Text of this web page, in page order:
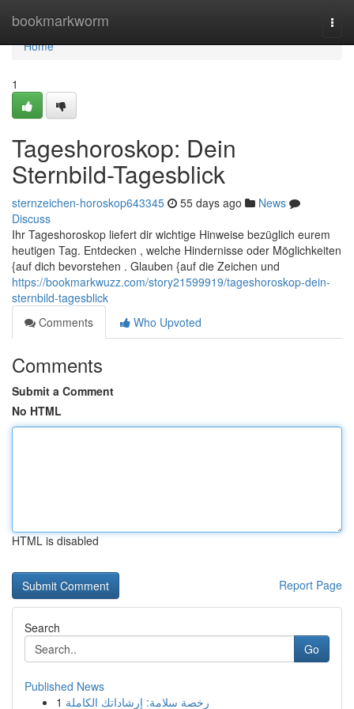
bookmarkworm
Home
Home
1
Tageshoroskop: Dein
Sternbild-Tagesblick
sternzeichen-horoskop643345 55 days ago
News
Discuss
Ihr Tageshoroskop liefert dir wichtige Hinweise bezüglich eurem
heutigen Tag. Entdecken , welche Hindernisse oder Möglichkeiten
{auf dich bevorstehen . Glauben {auf die Zeichen und
https://bookmarkwuzz.com/story21599919/tageshoroskop-dein-
sternbild-tagesblick
Comments
Who Upvoted
Comments
Submit a Comment
No HTML
HTML is disabled
Report Page
Search
Go
Published News
1 رخصة سلامة: إرشاداتك الكاملة